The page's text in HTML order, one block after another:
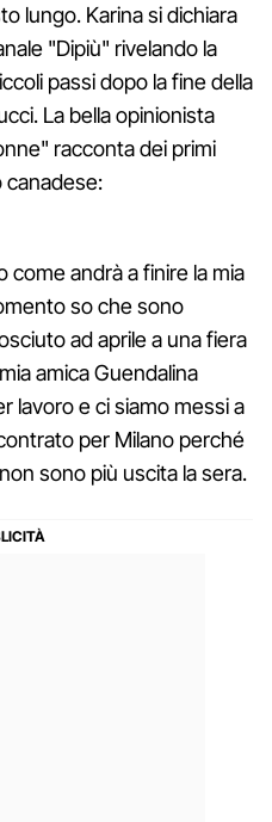
lungo. Karina si dichiara
"Dipiù" rivelando la
passi dopo la fine della
La bella opinionista
racconta dei primi
canadese:
come andrà a finire la mia
so che sono
ad aprile a una fiera
amica Guendalina
lavoro e ci siamo messi a
per Milano perché
sono più uscita la sera.